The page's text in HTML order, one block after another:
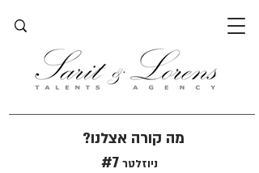
?מה קורה אצלנו
ניוזלטר #7